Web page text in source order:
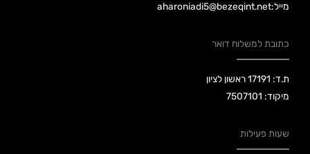
מייל:aharoniadi5@bezeqint.net
כתובת למשלוח דואר
ת.ד: 17191 ראשון לציון
מיקוד: 7507101
שעות פעילות